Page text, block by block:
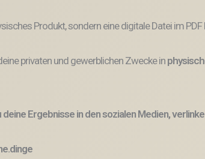
Produkt, sondern eine digitale Datei im
privaten und gewerblichen Zweckein
Ergebnisse in den sozialen Medien,